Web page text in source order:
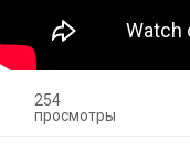
254
просмотры